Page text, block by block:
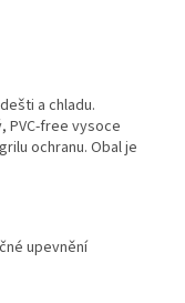
a chladu.
PVC-free vysoce
ochranu. Obal je
upevnění